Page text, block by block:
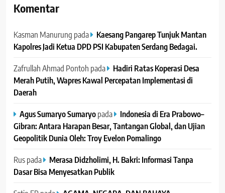
Komentar
Kasman Manurung pada
Kaesang Pangarep Tunjuk Mantan
Kapolres Jadi Ketua DPD PSI Kabupaten Serdang Bedagai. ‎ ‎
Zafrullah Ahmad Pontoh pada
Hadiri Ratas Koperasi Desa
Merah Putih, Wapres Kawal Percepatan Implementasi di
Daerah
Agus Sumaryo Sumaryopada
Indonesia di Era Prabowo–
Gibran: Antara Harapan Besar, Tantangan Global, dan Ujian
Geopolitik Dunia Oleh: Troy Evelon Pomalingo
Ruspada
Merasa Didzholimi, H. Bakri: Informasi Tanpa
Dasar Bisa Menyesatkan Publik